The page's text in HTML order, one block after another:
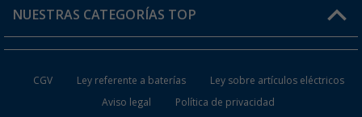
¿Dónde está mi pedido?
NUESTRAS CATEGORÍAS TOP
CGV Ley referente a baterías
Ley sobre artículos eléctricos
Aviso legal
Política de privacidad